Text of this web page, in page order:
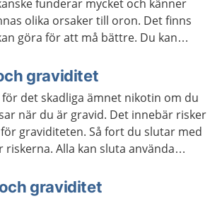
funderar mycket och känner
olika orsaker till oron. Det finns
göra för att må bättre. Du kan
graviditet
det skadliga ämnet nikotin om du
när du är gravid. Det innebär risker
graviditeten. Så fort du slutar med
riskerna. Alla kan sluta använda
och e-cigaretter.
graviditet